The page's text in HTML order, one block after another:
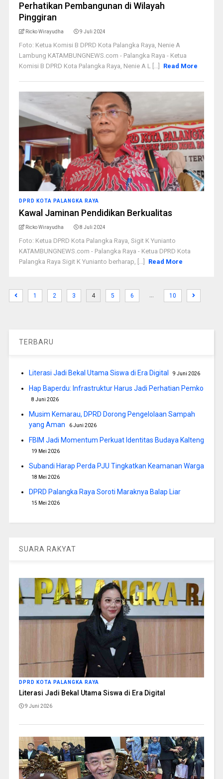
Perhatikan Pembangunan di Wilayah
Pinggiran
Ricko Wirayudha 9 Juli 2024
Foto: Ketua Komisi B DPRD Kota Palangka Raya, Nenie A
Lambung KATAMBUNGNEWS.com - Palangka Raya - Ketua
Komisi B DPRD Kota Palangka Raya, Nenie A L [...]
Read More
DPRD KOTA PALANGKA RAYA
Kawal Jaminan Pendidikan Berkualitas
Ricko Wirayudha 8 Juli 2024
Foto: Ketua DPRD Kota Palangka Raya, Sigit K Yunianto
KATAMBUNGNEWS.com - Palangka Raya - Ketua DPRD Kota
Palangka Raya Sigit K Yunianto berharap, [...]
Read More
1 2 3 4 5 6 … 10
TERBARU
Literasi Jadi Bekal Utama Siswa di Era Digital 9 Juni 2026
Hap Baperdu: Infrastruktur Harus Jadi Perhatian Pemko
8 Juni 2026
Musim Kemarau, DPRD Dorong Pengelolaan Sampah
yang Aman
6 Juni 2026
FBIM Jadi Momentum Perkuat Identitas Budaya Kalteng
19 Mei 2026
Subandi Harap Perda PJU Tingkatkan Keamanan Warga
18 Mei 2026
DPRD Palangka Raya Soroti Maraknya Balap Liar
15 Mei 2026
SUARA RAKYAT
DPRD KOTA PALANGKA RAYA
Literasi Jadi Bekal Utama Siswa di Era Digital
9 Juni 2026